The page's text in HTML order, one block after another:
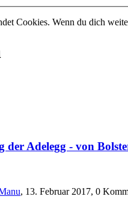
Cookies. Wenn du dich
der Adelegg - von
, 13. Februar 2017, 0